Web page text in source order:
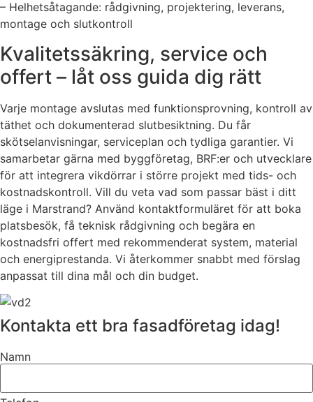
– Helhetsåtagande: rådgivning, projektering, leverans,
montage och slutkontroll
Kvalitetssäkring, service och
offert – låt oss guida dig rätt
Varje montage avslutas med funktionsprovning, kontroll av
täthet och dokumenterad slutbesiktning. Du får
skötselanvisningar, serviceplan och tydliga garantier. Vi
samarbetar gärna med byggföretag, BRF:er och utvecklare
för att integrera vikdörrar i större projekt med tids- och
kostnadskontroll. Vill du veta vad som passar bäst i ditt
läge i Marstrand? Använd kontaktformuläret för att boka
platsbesök, få teknisk rådgivning och begära en
kostnadsfri offert med rekommenderat system, material
och energiprestanda. Vi återkommer snabbt med förslag
anpassat till dina mål och din budget.
Kontakta ett bra fasadföretag idag!
Namn